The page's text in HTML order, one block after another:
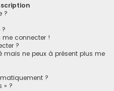
h
?
me connecter !
?
mais ne peux à présent plus me
?
» ?